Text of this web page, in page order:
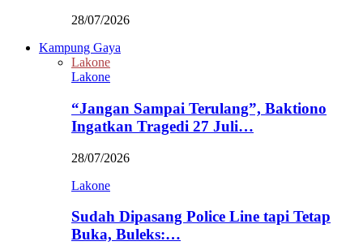
28/07/2026
Kampung Gaya
Lakone
Lakone
“Jangan Sampai Terulang”, Baktiono
Ingatkan Tragedi 27 Juli…
28/07/2026
Lakone
Sudah Dipasang Police Line tapi Tetap
Buka, Buleks:…